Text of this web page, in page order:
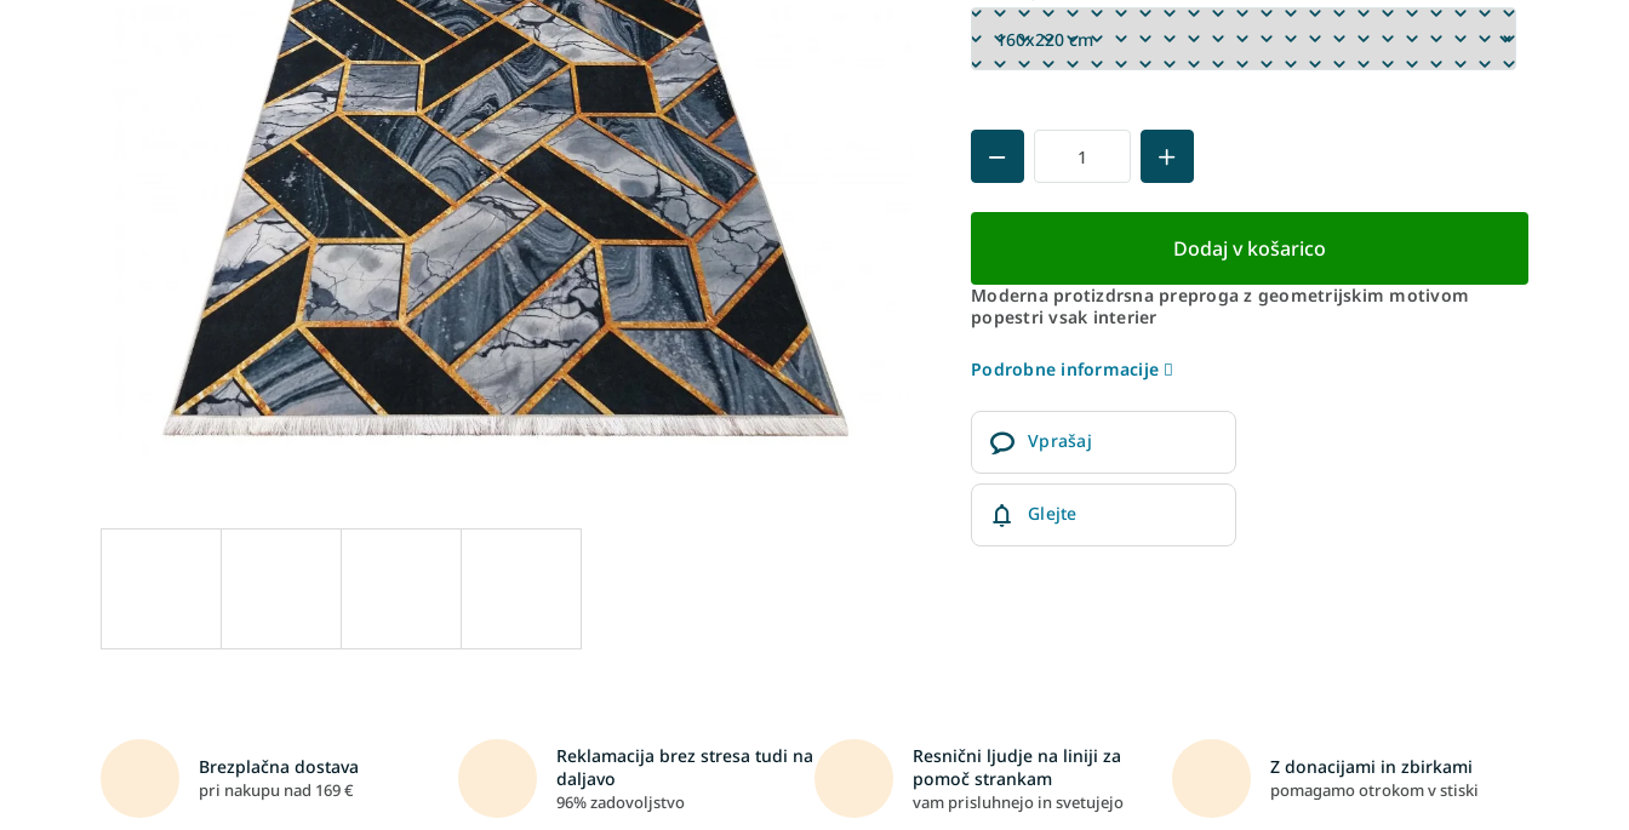
Dodaj v košarico
Moderna protizdrsna preproga z geometrijskim motivom
popestri vsak interier
Podrobne informacije
Vprašaj
Glejte
Brezplačna dostava
pri nakupu nad 169 €
Reklamacija brez stresa tudi na
daljavo
96% zadovoljstvo
Resnični ljudje na liniji za
pomoč strankam
vam prisluhnejo in svetujejo
Z donacijami in zbirkami
pomagamo otrokom v stiski